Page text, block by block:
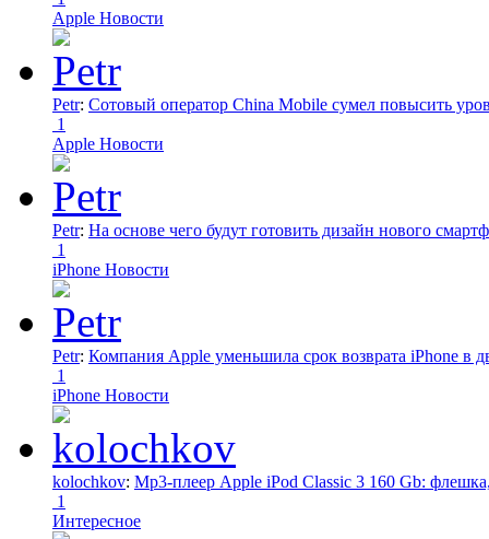
Apple Новости
Petr: Сотовый оператор China Mobile сумел повысить
1
Apple Новости
Petr: На основе чего будут готовить дизайн нового
1
iPhone Новости
Petr: Компания Apple уменьшила срок возврата iPhone в
1
iPhone Новости
kolochkov: Mp3-плеер Apple iPod Classic 3 160 Gb:
1
Интересное